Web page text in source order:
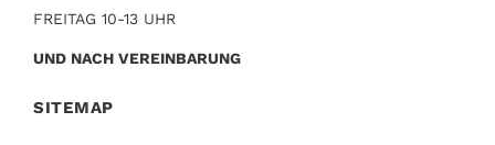
FREITAG 10-13 UHR
UND NACH VEREINBARUNG
SITEMAP